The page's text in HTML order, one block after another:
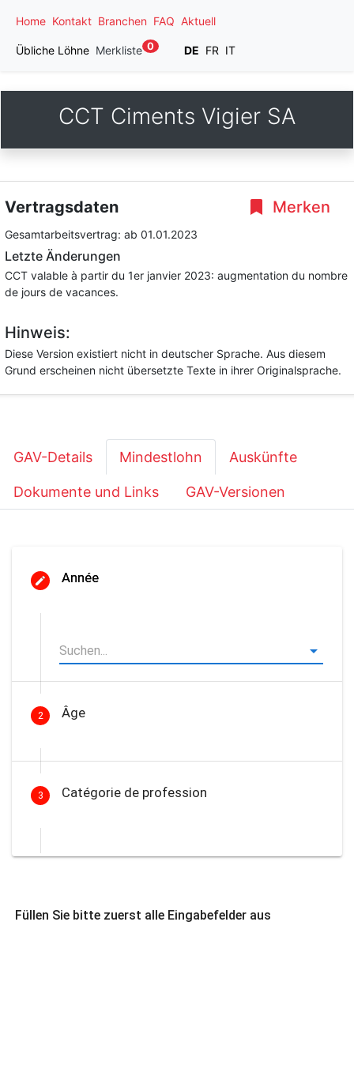
Home Kontakt Branchen FAQ Aktuell
Übliche Löhne Merkliste 0 DE FR IT
CCT Ciments Vigier SA
Merken
Vertragsdaten
Gesamtarbeitsvertrag: ab 01.01.2023
Letzte Änderungen
CCT valable à partir du 1er janvier 2023: augmentation du nombre
de jours de vacances.
Hinweis:
Diese Version existiert nicht in deutscher Sprache. Aus diesem
Grund erscheinen nicht übersetzte Texte in ihrer Originalsprache.
GAV-Details Mindestlohn Auskünfte
Dokumente und Links GAV-Versionen
Année
2 Âge
3 Catégorie de profession
Füllen Sie bitte zuerst alle Eingabefelder aus